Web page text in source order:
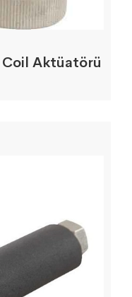
Coil Aktüatörü